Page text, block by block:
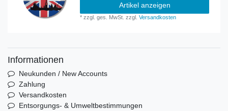
Artikel anzeigen
*zzgl. ges. MwSt. zzgl.Versandkosten
Informationen
Neukunden / New Accounts
Zahlung
Versandkosten
Entsorgungs- & Umweltbestimmungen